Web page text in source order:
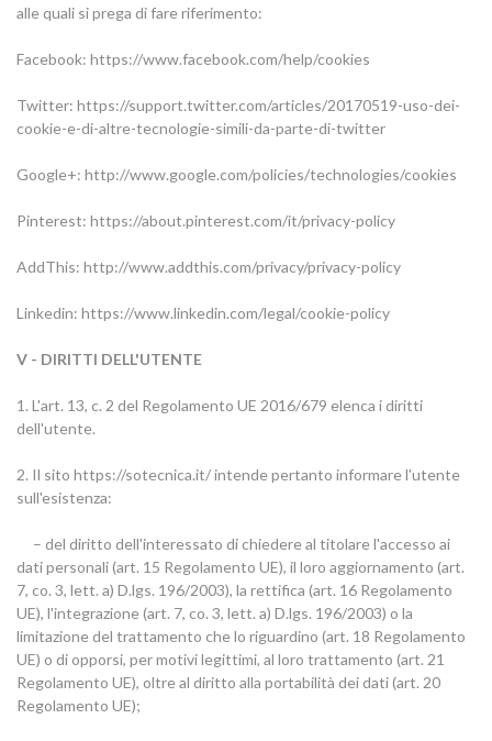
alle quali si prega di fare riferimento:
Facebook: https://www.facebook.com/help/cookies
Twitter: https://support.twitter.com/articles/20170519-uso-dei-
cookie-e-di-altre-tecnologie-simili-da-parte-di-twitter
Google+: http://www.google.com/policies/technologies/cookies
Pinterest: https://about.pinterest.com/it/privacy-policy
AddThis: http://www.addthis.com/privacy/privacy-policy
Linkedin: https://www.linkedin.com/legal/cookie-policy
V - DIRITTI DELL'UTENTE
1. L'art. 13, c. 2 del Regolamento UE 2016/679 elenca i diritti
dell'utente.
2. Il sito https://sotecnica.it/ intende pertanto informare l'utente
sull'esistenza:
– del diritto dell'interessato di chiedere al titolare l'accesso ai
dati personali (art. 15 Regolamento UE), il loro aggiornamento (art.
7, co. 3, lett. a) D.lgs. 196/2003), la rettifica (art. 16 Regolamento
UE), l'integrazione (art. 7, co. 3, lett. a) D.lgs. 196/2003) o la
limitazione del trattamento che lo riguardino (art. 18 Regolamento
UE) o di opporsi, per motivi legittimi, al loro trattamento (art. 21
Regolamento UE), oltre al diritto alla portabilità dei dati (art. 20
Regolamento UE);